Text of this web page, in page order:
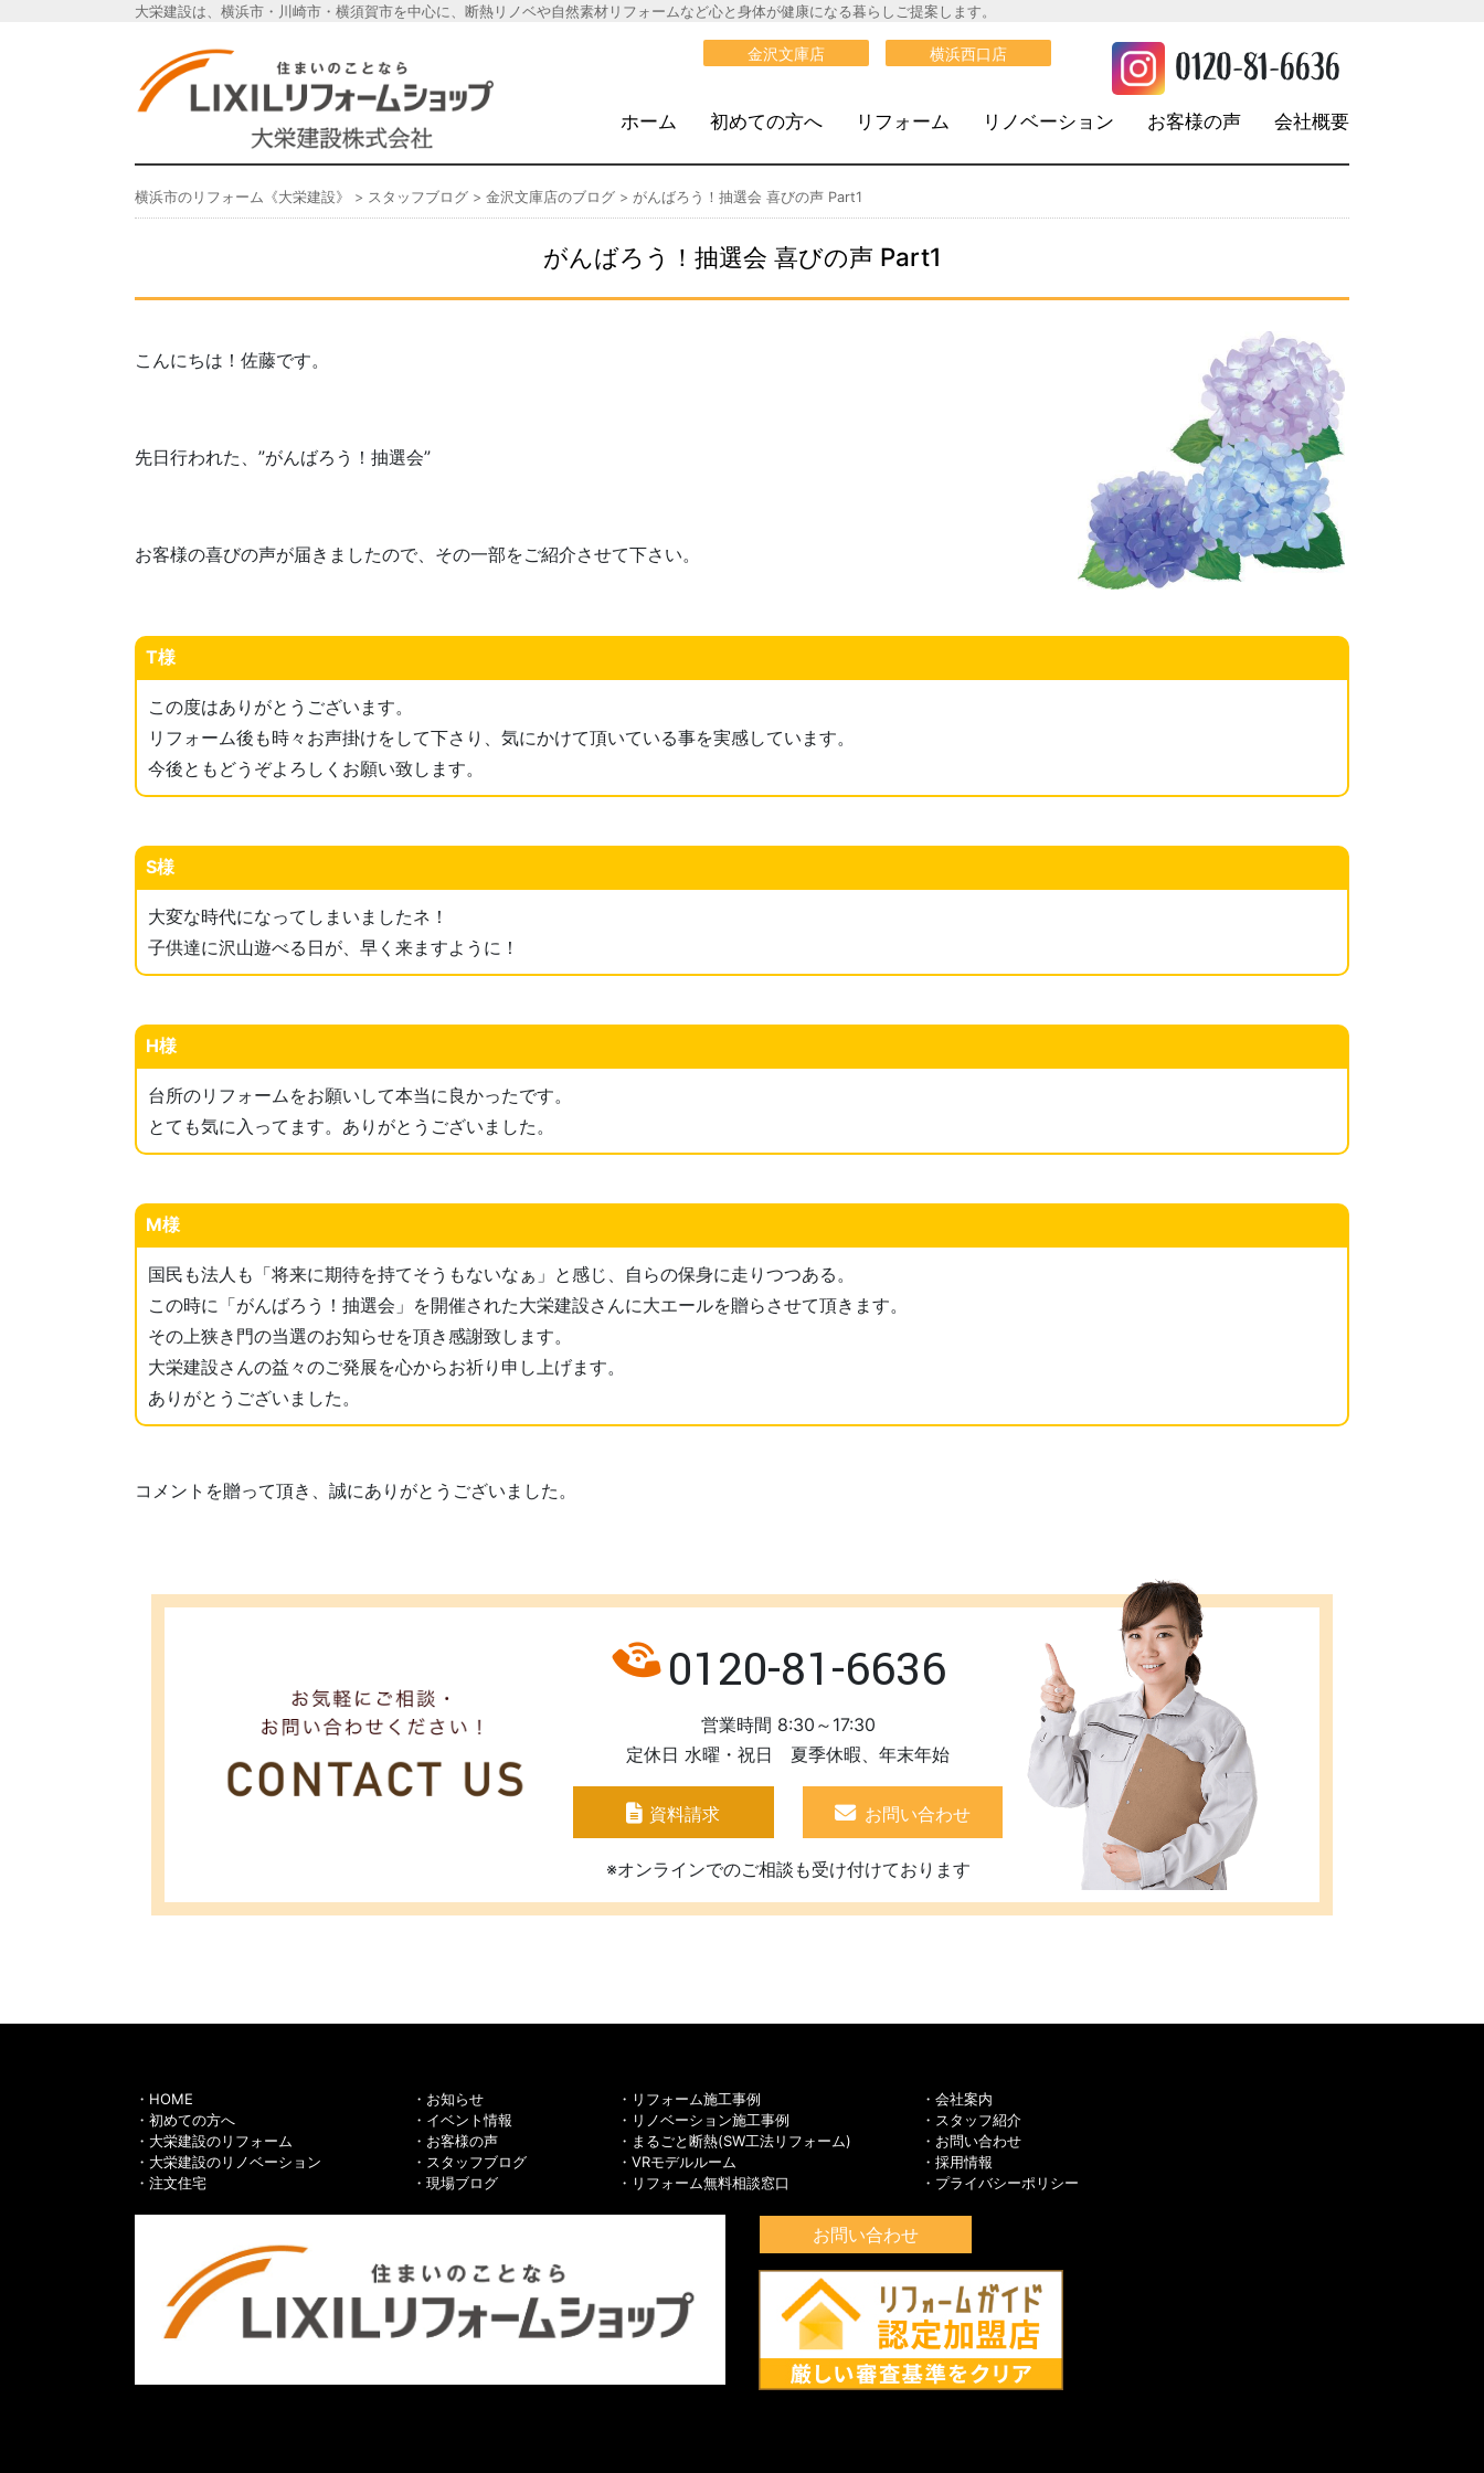
大栄建設は、横浜市・川崎市・横須賀市を中心に、断熱リノベや自然素材リフォームなど心と身体が健康になる暮らしご提案します。
横浜市のリフォーム《大栄建設》 金沢文庫店 横浜西口店 0120-81-6636
ホーム 初めての方へ リフォーム リノベーション お客様の声 会社概要
横浜市のリフォーム《大栄建設》 > スタッフブログ > 金沢文庫店のブログ > がんばろう！抽選会 喜びの声 Part1
がんばろう！抽選会 喜びの声 Part1
こんにちは！佐藤です。
先日行われた、”がんばろう！抽選会”
お客様の喜びの声が届きましたので、その一部をご紹介させて下さい。
T様
この度はありがとうございます。
リフォーム後も時々お声掛けをして下さり、気にかけて頂いている事を実感しています。
今後ともどうぞよろしくお願い致します。
S様
大変な時代になってしまいましたネ！
子供達に沢山遊べる日が、早く来ますように！
H様
台所のリフォームをお願いして本当に良かったです。
とても気に入ってます。ありがとうございました。
M様
国民も法人も「将来に期待を持てそうもないなぁ」と感じ、自らの保身に走りつつある。
この時に「がんばろう！抽選会」を開催された大栄建設さんに大エールを贈らさせて頂きます。
その上狭き門の当選のお知らせを頂き感謝致します。
大栄建設さんの益々のご発展を心からお祈り申し上げます。
ありがとうございました。
コメントを贈って頂き、誠にありがとうございました。
0120-81-6636
営業時間 8:30～17:30
定休日 水曜・祝日 夏季休暇、年末年始
資料請求 お問い合わせ
※オンラインでのご相談も受け付けております
HOME
初めての方へ
大栄建設のリフォーム
大栄建設のリノベーション
注文住宅
お知らせ
イベント情報
お客様の声
スタッフブログ
現場ブログ
リフォーム施工事例
リノベーション施工事例
まるごと断熱(SW工法リフォーム)
VRモデルルーム
リフォーム無料相談窓口
会社案内
スタッフ紹介
お問い合わせ
採用情報
プライバシーポリシー
お問い合わせ